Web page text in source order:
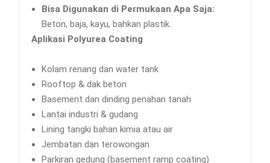
Bisa Digunakan di Permukaan Apa Saja:
Beton, baja, kayu, bahkan plastik.
Aplikasi Polyurea Coating
Kolam renang dan water tank
Rooftop & dak beton
Basement dan dinding penahan tanah
Lantai industri & gudang
Lining tangki bahan kimia atau air
Jembatan dan terowongan
Parkiran gedung (basement ramp coating)